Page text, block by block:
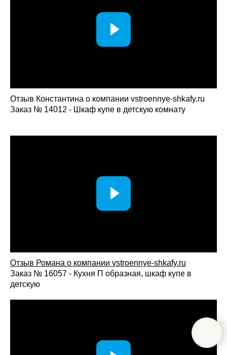
Отзыв Константина о компании vstroennye-shkafy.ru
Заказ № 14012 - Шкаф купе в детскую комнату
Отзыв Романа о компании vstroennye-shkafy.ru
Заказ № 16057 - Кухня П образная, шкаф купе в
детскую